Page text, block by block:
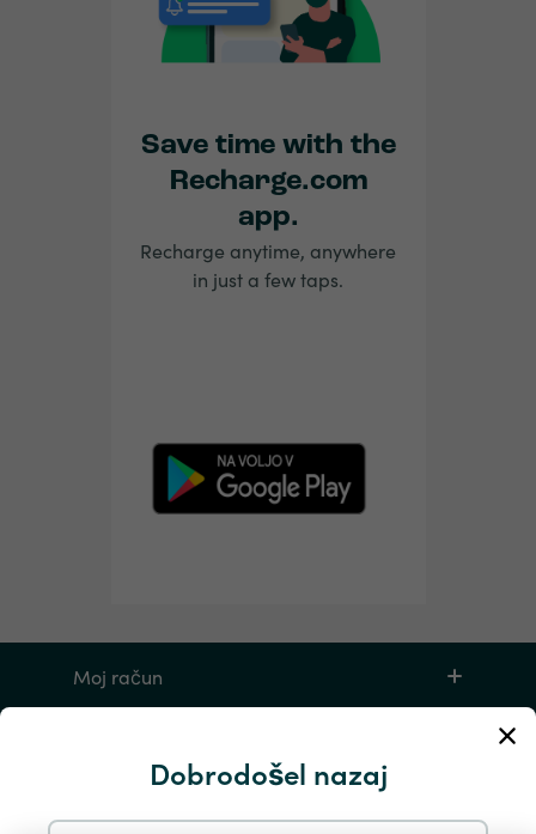
Dobrodošel nazaj
Save time with the
Recharge.com
app.
Recharge anytime, anywhere
in just a few taps.
Moj račun